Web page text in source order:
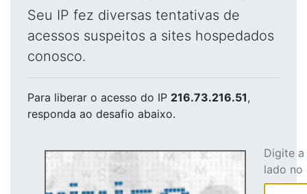
Seu IP fez diversas tentativas de
acessos suspeitos a sites hospedados
conosco.
Para liberar o acesso do IP 216.73.216.51,
responda ao desafio abaixo.
Digite
lado no